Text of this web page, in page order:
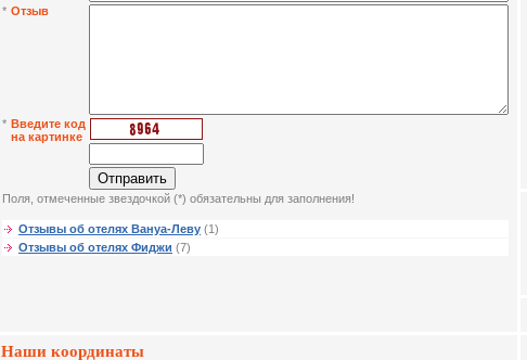
* Отзыв
* Введите код
на картинке
Поля, отмеченные звездочкой (*) обязательны для заполнения!
Отзывы об отелях Вануa-Леву (1)
Отзывы об отелях Фиджи (7)
Наши координаты